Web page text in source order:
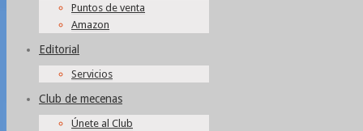
Puntos de venta
Amazon
Editorial
Servicios
Club de mecenas
Únete al Club